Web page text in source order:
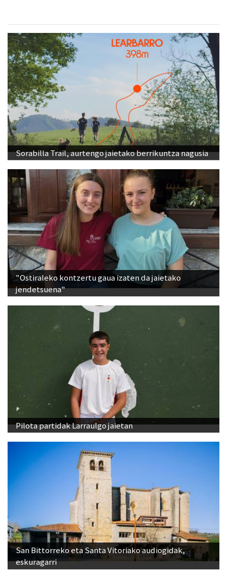
Sorabilla Trail, aurtengo jaietako berrikuntza nagusia
"Ostiraleko kontzertu gaua izaten da jaietako
jendetsuena"
Pilota partidak Larraulgo jaietan
San Bittorreko eta Santa Vitoriako audiogidak,
eskuragarri